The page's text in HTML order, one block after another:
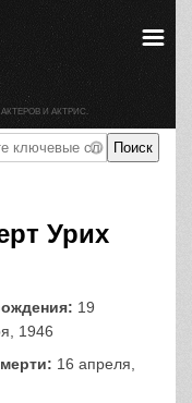
Урих
19
1946
16 апреля,
И АКТРИС.